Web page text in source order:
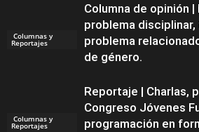
Columnas y
Reportajes
Columna de opinión
problema disciplinar,
problema
de género.
Columnas y
Reportajes
Reportaje | Charlas,
Congreso Jóvenes
programación en